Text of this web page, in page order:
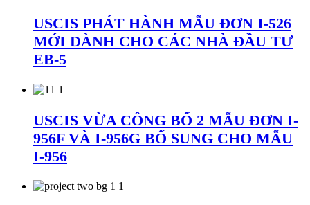
USCIS PHÁT HÀNH MẪU ĐƠN I-526
MỚI DÀNH CHO CÁC NHÀ ĐẦU TƯ
EB-5
USCIS VỪA CÔNG BỐ 2 MẪU ĐƠN I-
956F VÀ I-956G BỔ SUNG CHO MẪU
I-956